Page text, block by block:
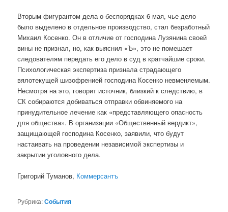
Вторым фигурантом дела о беспорядках 6 мая, чье дело
было выделено в отдельное производство, стал безработный
Михаил Косенко. Он в отличие от господина Лузянина своей
вины не признал, но, как выяснил «Ъ», это не помешает
следователям передать его дело в суд в кратчайшие сроки.
Психологическая экспертиза признала страдающего
вялотекущей шизофренией господина Косенко невменяемым.
Несмотря на это, говорит источник, близкий к следствию, в
СК собираются добиваться отправки обвиняемого на
принудительное лечение как «представляющего опасность
для общества». В организации «Общественный вердикт»,
защищающей господина Косенко, заявили, что будут
настаивать на проведении независимой экспертизы и
закрытии уголовного дела.
Григорий Туманов, Коммерсантъ
Рубрика:События